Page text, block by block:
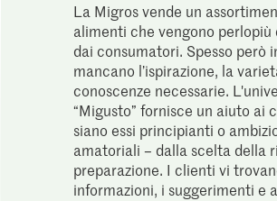
La Migros vende un
alimenti che vengono
dai consumatori. Spesso però
mancano l’ispirazione, la
conoscenze necessarie.
“Migusto” fornisce un aiuto ai
siano essi principianti o
amatoriali – dalla scelta della
preparazione. I clienti vi
informazioni, i suggerimenti e